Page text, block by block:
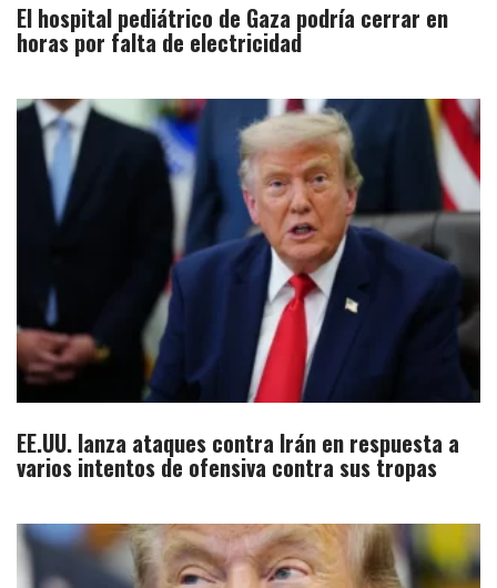
El hospital pediátrico de Gaza podría cerrar en
horas por falta de electricidad
EE.UU. lanza ataques contra Irán en respuesta a
varios intentos de ofensiva contra sus tropas